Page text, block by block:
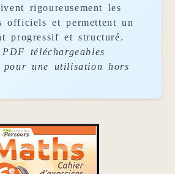
rigoureusement les
officiels et permettent un
progressif et structuré.
PDF téléchargeables
pour une utilisation hors